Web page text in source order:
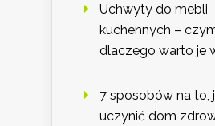
Uchwyty do mebli
kuchennych –
dlaczego warto je
7 sposobów na to,
uczynić dom